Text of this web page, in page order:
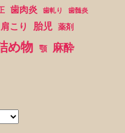
で
す
か？”
歯肉炎 歯軋り 歯髄炎
肩こり 胎児 薬剤
め物 顎 麻酔